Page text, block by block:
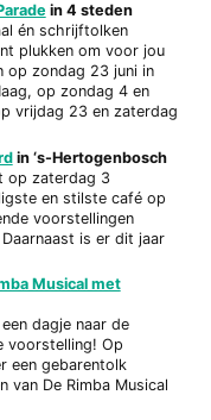
in 4 steden
én schrijftolken
plukken om voor jou
op zondag 23 juni in
op zondag 4 en
vrijdag 23 en zaterdag
in ‘s-Hertogenbosch
op zaterdag 3
en stilste café op
voorstellingen
is er dit jaar
Musical met
dagje naar de
voorstelling! Op
een gebarentolk
van De Rimba Musical